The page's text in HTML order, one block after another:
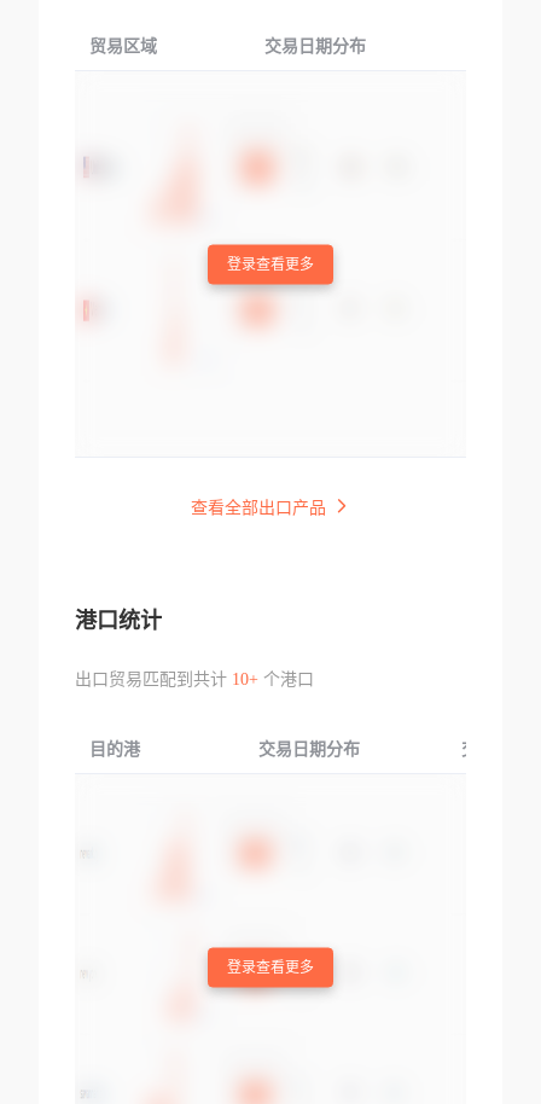
贸易区域 交易日期分布
登录查看更多
查看全部出口产品
港口统计
出口贸易匹配到共计 10+个港口
目的港 交易日期分布 交易产品
登录查看更多